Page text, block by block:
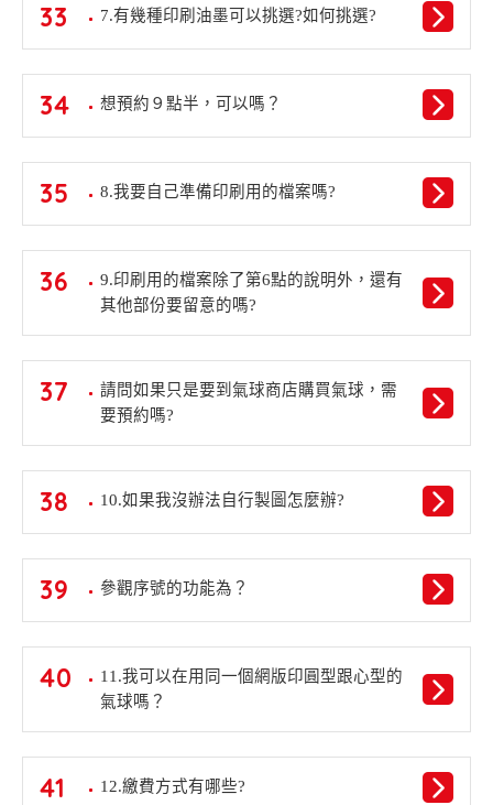
33 7.有幾種印刷油墨可以挑選?如何挑選?
34 想預約９點半，可以嗎？
35 8.我要自己準備印刷用的檔案嗎?
36
9.印刷用的檔案除了第6點的說明外，還有
其他部份要留意的嗎?
37
請問如果只是要到氣球商店購買氣球，需
要預約嗎?
38 10.如果我沒辦法自行製圖怎麼辦?
39 參觀序號的功能為？
40
11.我可以在用同一個網版印圓型跟心型的
氣球嗎？
41 12.繳費方式有哪些?